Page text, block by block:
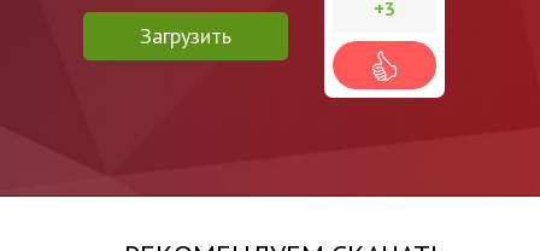
Загрузить
+3